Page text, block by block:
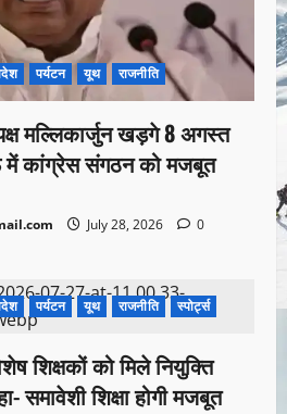
पर्यटन यूथ राजनीति
मल्लिकार्जुन खड़गे 8 अगस्त
कांग्रेस संगठन को मजबूत
July 28, 2026
0
पर्यटन यूथ राजनीति स्पोर्ट्स
शिक्षकों को मिले नियुक्ति
समावेशी शिक्षा होगी मजबूत